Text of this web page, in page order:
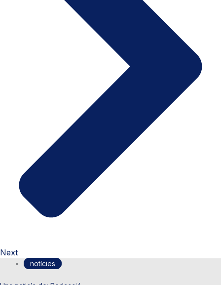
Next
notícies